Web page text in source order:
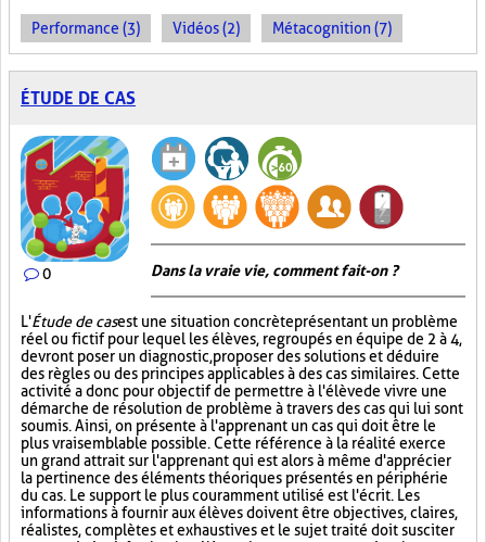
Performance (3) Vidéos (2) Métacognition (7)
ÉTUDE DE CAS
0 Dans la vraie vie, comment fait-on ?
L'Étude de casest une situation concrète présentant un problème
réel ou fictif pour lequel les élèves, regroupés en équipe de 2 à 4,
devront poser un diagnostic, proposer des solutions et déduire
des règles ou des principes applicables à des cas similaires. Cette
activité a donc pour objectif de permettre à l'élève de vivre une
démarche de résolution de problème à travers des cas qui lui sont
soumis. Ainsi, on présente à l'apprenant un cas qui doit être le
plus vraisemblable possible. Cette référence à la réalité exerce
un grand attrait sur l'apprenant qui est alors à même d'apprécier
la pertinence des éléments théoriques présentés en périphérie
du cas. Le support le plus couramment utilisé est l'écrit. Les
informations à fournir aux élèves doivent être objectives, claires,
réalistes, complètes et exhaustives et le sujet traité doit susciter